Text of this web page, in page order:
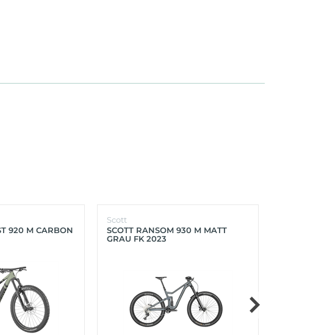
920 M CARBON
Scott
SCOTT RANSOM 930 M MATT
GRAU FK 2023